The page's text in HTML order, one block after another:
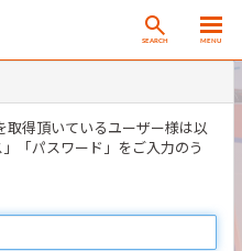
SEARCH MENU
取得頂いているユーザー様は以
「パスワード」をご入力のう